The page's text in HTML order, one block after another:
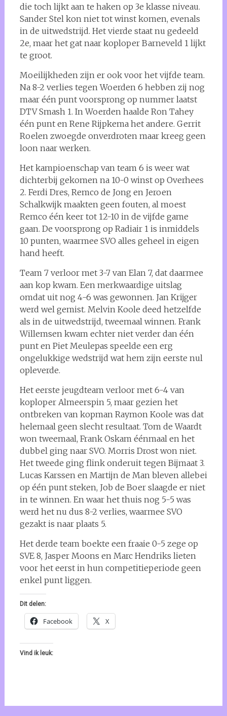
die toch lijkt aan te haken op 3e klasse niveau.
Sander Stel kon niet tot winst komen, evenals
in de uitwedstrijd. Het vierde staat nu gedeeld
2e, maar het gat naar koploper Barneveld 1 lijkt
te groot.
Moeilijkheden zijn er ook voor het vijfde team.
Na 8-2 verlies tegen Woerden 6 hebben zij nog
maar één punt voorsprong op nummer laatst
DTV Smash 1. In Woerden haalde Ron Tahey
één punt en Rene Rijpkema het andere. Gerrit
Roelen zwoegde onverdroten maar kreeg geen
loon naar werken.
Het kampioenschap van team 6 is weer wat
dichterbij gekomen na 10-0 winst op Overhees
2. Ferdi Dres, Remco de Jong en Jeroen
Schalkwijk maakten geen fouten, al moest
Remco één keer tot 12-10 in de vijfde game
gaan. De voorsprong op Radiair 1 is inmiddels
10 punten, waarmee SVO alles geheel in eigen
hand heeft.
Team 7 verloor met 3-7 van Elan 7, dat daarmee
aan kop kwam. Een merkwaardige uitslag
omdat uit nog 4-6 was gewonnen. Jan Krijger
werd wel gemist. Melvin Koole deed hetzelfde
als in de uitwedstrijd, tweemaal winnen. Frank
Willemsen kwam echter niet verder dan één
punt en Piet Meulepas speelde een erg
ongelukkige wedstrijd wat hem zijn eerste nul
opleverde.
Het eerste jeugdteam verloor met 6-4 van
koploper Almeerspin 5, maar gezien het
ontbreken van kopman Raymon Koole was dat
helemaal geen slecht resultaat. Tom de Waardt
won tweemaal, Frank Oskam éénmaal en het
dubbel ging naar SVO. Morris Drost won niet.
Het tweede ging flink onderuit tegen Bijmaat 3.
Lucas Karssen en Martijn de Man bleven allebei
op één punt steken, Job de Boer slaagde er niet
in te winnen. En waar het thuis nog 5-5 was
werd het nu dus 8-2 verlies, waarmee SVO
gezakt is naar plaats 5.
Het derde team boekte een fraaie 0-5 zege op
SVE 8, Jasper Moons en Marc Hendriks lieten
voor het eerst in hun competitieperiode geen
enkel punt liggen.
Dit delen:
Facebook X
Vind ik leuk: